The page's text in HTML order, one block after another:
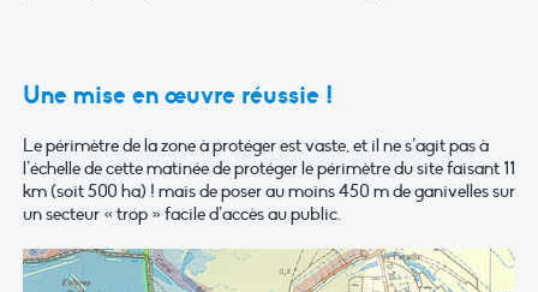
Une mise en œuvre réussie !
Le périmètre de la zone à protéger est vaste, et il ne s’agit pas à
l’échelle de cette matinée de protéger le périmètre du site faisant 11
km (soit 500 ha) ! mais de poser au moins 450 m de ganivelles sur
un secteur « trop » facile d’accès au public.